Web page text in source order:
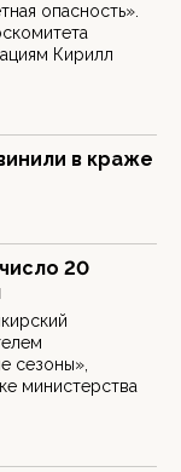
опасность».
Кирилл
в краже
20
сезоны»,
министерства